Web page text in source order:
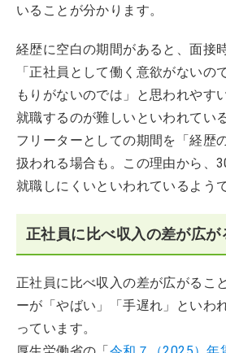
いることが分かります。
経歴に空白の期間があると、面接
「正社員として働く意欲がないの
もりがないのでは」と思われやす
就職するのが難しいといわれてい
フリーターとしての期間を「経歴
扱われる場合も。この理由から、
就職しにくいといわれているようで
正社員に比べ収入の差が広が
正社員に比べ収入の差が広がるこ
ーが「やばい」「手遅れ」といわ
っています。